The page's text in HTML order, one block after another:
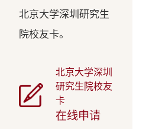
北京大学深圳研究生
院校友卡。
北京大学深圳
研究生院校友
卡
在线申请